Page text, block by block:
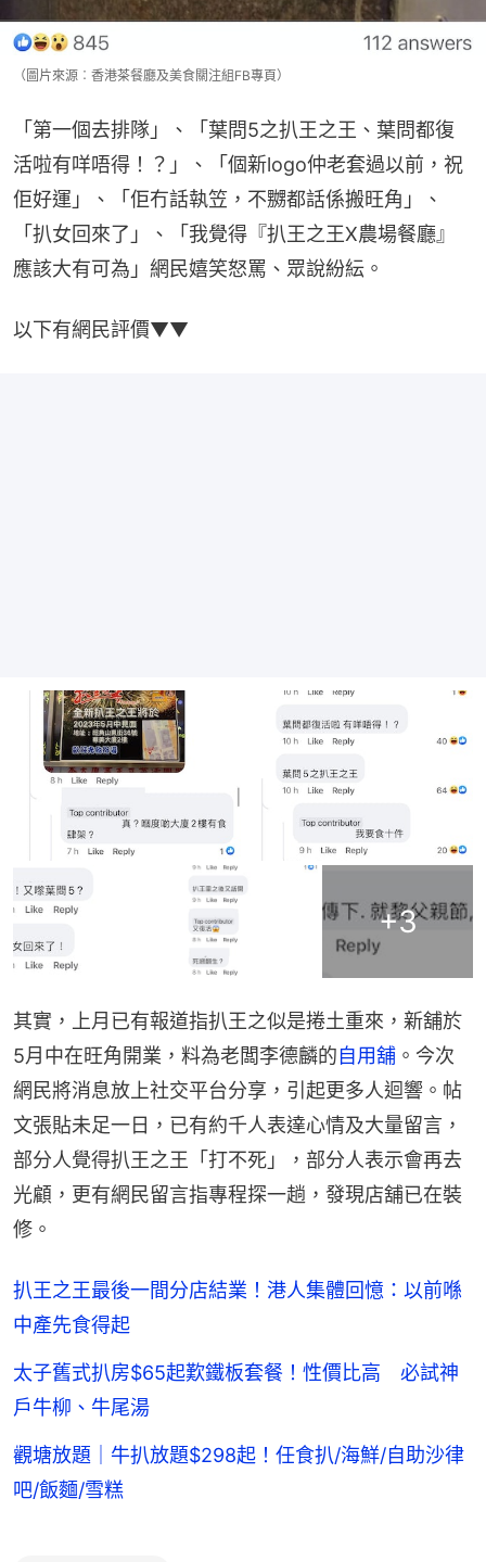
（圖片來源︰香港茶餐廳及美食關注組FB專頁）
「第一個去排隊」、「葉問5之扒王之王、葉問都復
活啦有咩唔得！？」、「個新logo仲老套過以前，祝
佢好運」、「佢冇話執笠，不嬲都話係搬旺角」、
「扒女回來了」、「我覺得『扒王之王X農場餐廳』
應該大有可為」網民嬉笑怒罵、眾說紛紜。
以下有網民評價▼▼
+3
其實，上月已有報道指扒王之似是捲土重來，新舖於
5月中在旺角開業，料為老闆李德麟的自用舖 。今次
網民將消息放上社交平台分享，引起更多人迴響。帖
文張貼未足一日，已有約千人表達心情及大量留言，
部分人覺得扒王之王「打不死」，部分人表示會再去
光顧，更有網民留言指專程探一趟，發現店舖已在裝
修。
扒王之王最後一間分店結業！港人集體回憶：以前喺
中產先食得起
太子舊式扒房$65起歎鐵板套餐！性價比高 必試神
戶牛柳、牛尾湯
觀塘放題｜牛扒放題$298起！任食扒/海鮮/自助沙律
吧/飯麵/雪糕